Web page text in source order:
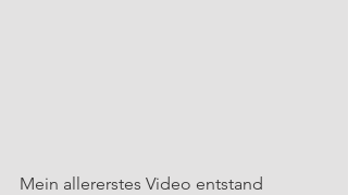
Mein allererstes Video entstand